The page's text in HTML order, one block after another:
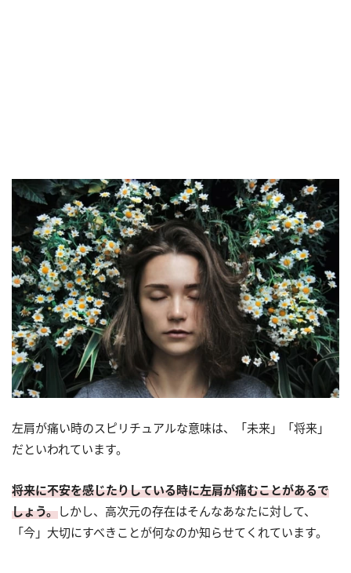
左肩が痛い時のスピリチュアルな意味は、「未来」「将来」
だといわれています。
将来に不安を感じたりしている時に左肩が痛むことがあるで
しょう。しかし、高次元の存在はそんなあなたに対して、
「今」大切にすべきことが何なのか知らせてくれています。